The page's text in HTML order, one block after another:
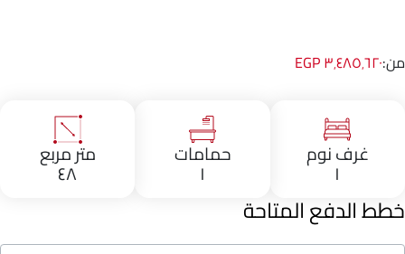
من:٣٬٤٨٥٬٦٢٠ EGP
غرف نوم
١
حمامات
١
متر مربع
٤٨
خطط الدفع المتاحة